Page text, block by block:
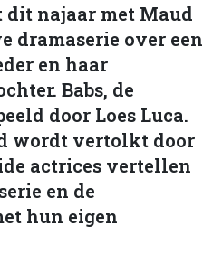
dit najaar met Maud
dramaserie over een
en haar
Babs, de
door Loes Luca.
wordt vertolkt door
actrices vertellen
en de
hun eigen